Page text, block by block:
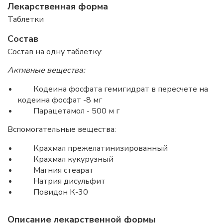
Лекарственная форма
Таблетки
Состав
Состав на одну таблетку:
Активные вещества:
Кодеина фосфата гемигидрат в пересчете на
кодеина фосфат -8 мг
Парацетамол - 500 м г
Вспомогательные вещества:
Крахмал прежелатинизированный
Крахмал кукурузный
Магния стеарат
Натрия дисульфит
Повидон К-30
Описание лекарственной формы